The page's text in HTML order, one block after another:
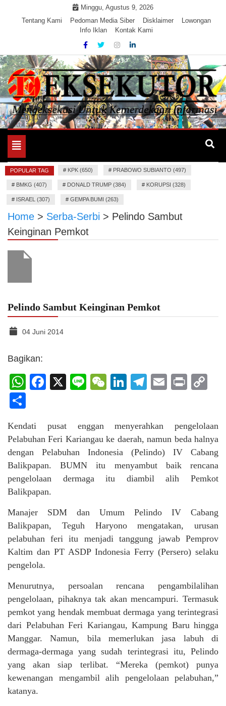
Minggu, Agustus 9, 2026
Tentang Kami
Pedoman Media Siber Disklaimer
Lowongan
Info Iklan
Kontak Kami
EKSEKUTOR
Mengeksekusi Berita Untuk Kemerdekaan dan Keadilan
Toggle
navigation
POPULAR TAG # KPK (650) # PRABOWO SUBIANTO (497)
# BMKG (407) # DONALD TRUMP (384) # KORUPSI (328)
# ISRAEL (307) # GEMPA BUMI (263)
Home > Serba-Serbi > Pelindo Sambut
Keinginan Pemkot
Pelindo Sambut Keinginan Pemkot
04 Juni 2014
Bagikan:
WhatsApp
Facebook
X LineWeChat
LinkedIn
Telegram
Email
Print
Kendati pusat enggan menyerahkan pengelolaan
Pelabuhan Feri Kariangau ke daerah, namun beda halnya
dengan Pelabuhan Indonesia (Pelindo) IV Cabang
Balikpapan. BUMN itu menyambut baik rencana
pengelolaan dermaga itu diambil alih Pemkot
Balikpapan.
Manajer SDM dan Umum Pelindo IV Cabang
Balikpapan, Teguh Haryono mengatakan, urusan
pelabuhan feri itu menjadi tanggung jawab Pemprov
Kaltim dan PT ASDP Indonesia Ferry (Persero) selaku
pengelola.
Menurutnya, persoalan rencana pengambilalihan
pengelolaan, pihaknya tak akan mencampuri. Termasuk
pemkot yang hendak membuat dermaga yang terintegrasi
dari Pelabuhan Feri Kariangau, Kampung Baru hingga
Manggar. Namun, bila memerlukan jasa labuh di
dermaga-dermaga yang sudah terintegrasi itu, Pelindo
yang akan siap terlibat. “Mereka (pemkot) punya
kewenangan mengambil alih pengelolaan pelabuhan,”
katanya.